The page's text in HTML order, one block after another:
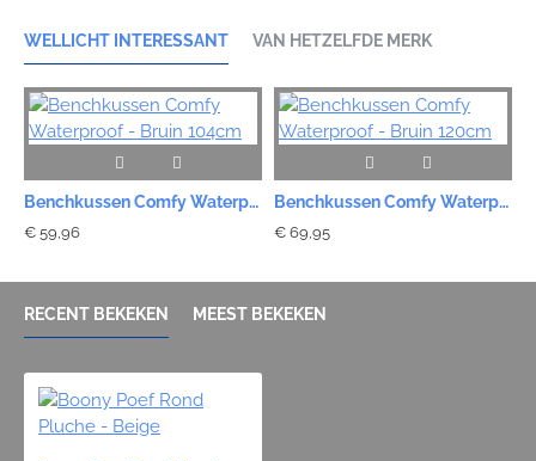
WELLICHT INTERESSANT VAN HETZELFDE MERK
Benchkussen Comfy Waterproof - Bruin 104cm
€ 59,96
Benchkussen Comfy Waterproof - Bruin 120cm
€ 69,95
RECENT BEKEKEN MEEST BEKEKEN